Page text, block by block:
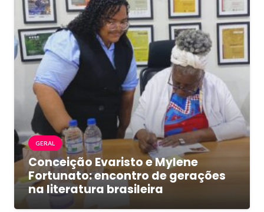
GERAL
Conceição Evaristo e Mylene
Fortunato: encontro de gerações
na literatura brasileira